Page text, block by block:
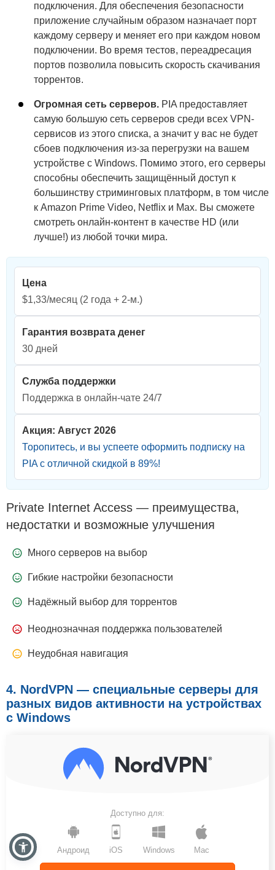
подключения. Для обеспечения безопасности
приложение случайным образом назначает порт
каждому серверу и меняет его при каждом новом
подключении. Во время тестов, переадресация
портов позволила повысить скорость скачивания
торрентов.
Огромная сеть серверов. PIA предоставляет
самую большую сеть серверов среди всех VPN-
сервисов из этого списка, а значит у вас не будет
сбоев подключения из-за перегрузки на вашем
устройстве с Windows. Помимо этого, его серверы
способны обеспечить защищённый доступ к
большинству стриминговых платформ, в том числе
к Amazon Prime Video, Netflix и Max. Вы сможете
смотреть онлайн-контент в качестве HD (или
лучше!) из любой точки мира.
Цена
$1,33/месяц (2 года + 2-м.)
Гарантия возврата денег
30 дней
Служба поддержки
Поддержка в онлайн-чате 24/7
Акция: Август 2026
Торопитесь, и вы успеете оформить подписку на
PIA с отличной скидкой в 89%!
Private Internet Access — преимущества,
недостатки и возможные улучшения
Много серверов на выбор
Гибкие настройки безопасности
Надёжный выбор для торрентов
Неоднозначная поддержка пользователей
Неудобная навигация
4. NordVPN — специальные серверы для
разных видов активности на устройствах
с Windows
Доступно для:
Windows Mac
Андроид iOS